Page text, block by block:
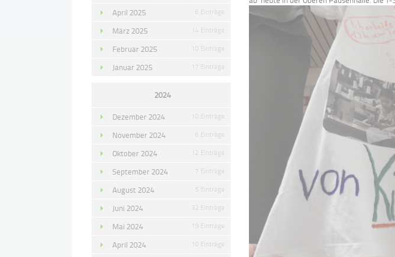
April 2025 6 Einträge
März 2025 14 Einträge
Februar 2025 10 Einträge
Januar 2025 17 Einträge
2024
Dezember 2024 10 Einträge
November 2024 6 Einträge
Oktober 2024 12 Einträge
September 2024 7 Einträge
August 2024 5 Einträge
Juni 2024 32 Einträge
Mai 2024 19 Einträge
April 2024 10 Einträge